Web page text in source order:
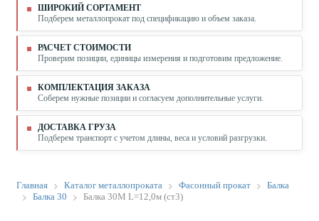
ШИРОКИЙ СОРТАМЕНТ
Подберем металлопрокат под спецификацию и объем заказа.
РАСЧЕТ СТОИМОСТИ
Проверим позиции, единицы измерения и подготовим предложение.
КОМПЛЕКТАЦИЯ ЗАКАЗА
Соберем нужные позиции и согласуем дополнительные услуги.
ДОСТАВКА ГРУЗА
Подберем транспорт с учетом длины, веса и условий разгрузки.
Главная Каталог металлопроката Фасонный прокат
Балка
Балка 30
Балка 30М L=12,0м (ст3)